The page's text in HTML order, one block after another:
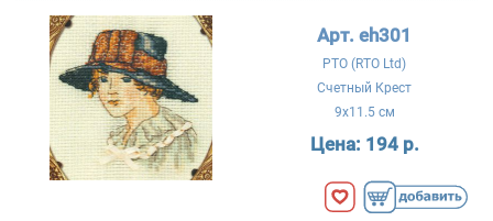
Арт. eh301
РТО (RTO Ltd)
Счетный Крест
9x11.5 см
Цена: 194 р.